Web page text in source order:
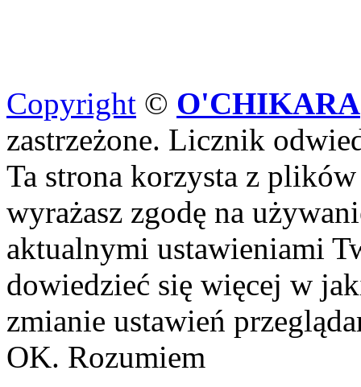
Copyright © O'CHIKARA
zastrzeżone. Licznik
Ta strona korzysta z
wyrażasz zgodę na
aktualnymi ustawieniami
dowiedzieć się więcej w
zmianie ustawień
OK. Rozumiem